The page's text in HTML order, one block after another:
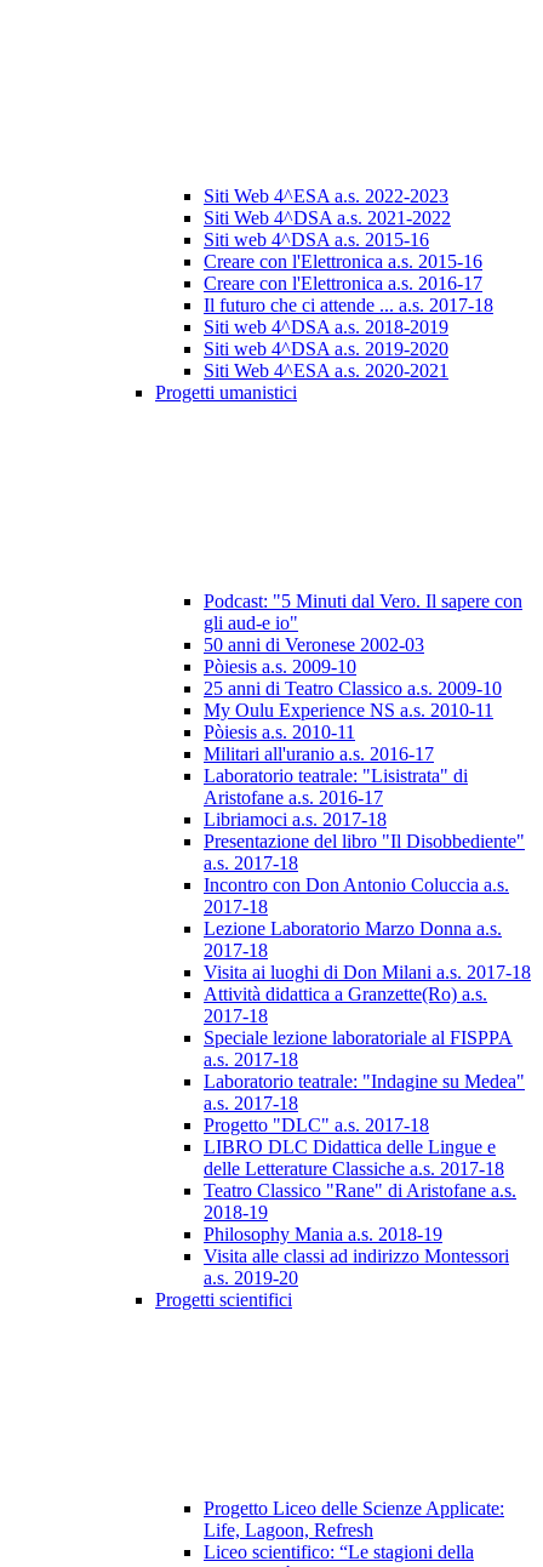
Siti Web 4^ESA a.s. 2022-2023
Siti Web 4^DSA a.s. 2021-2022
Siti web 4^DSA a.s. 2015-16
Creare con l'Elettronica a.s. 2015-16
Creare con l'Elettronica a.s. 2016-17
Il futuro che ci attende ... a.s. 2017-18
Siti web 4^DSA a.s. 2018-2019
Siti web 4^DSA a.s. 2019-2020
Siti Web 4^ESA a.s. 2020-2021
Progetti umanistici
Podcast: "5 Minuti dal Vero. Il sapere con
gli aud-e io"
50 anni di Veronese 2002-03
Pòiesis a.s. 2009-10
25 anni di Teatro Classico a.s. 2009-10
My Oulu Experience NS a.s. 2010-11
Pòiesis a.s. 2010-11
Militari all'uranio a.s. 2016-17
Laboratorio teatrale: "Lisistrata" di
Aristofane a.s. 2016-17
Libriamoci a.s. 2017-18
Presentazione del libro "Il Disobbediente"
a.s. 2017-18
Incontro con Don Antonio Coluccia a.s.
2017-18
Lezione Laboratorio Marzo Donna a.s.
2017-18
Visita ai luoghi di Don Milani a.s. 2017-18
Attività didattica a Granzette(Ro) a.s.
2017-18
Speciale lezione laboratoriale al FISPPA
a.s. 2017-18
Laboratorio teatrale: "Indagine su Medea"
a.s. 2017-18
Progetto "DLC" a.s. 2017-18
LIBRO DLC Didattica delle Lingue e
delle Letterature Classiche a.s. 2017-18
Teatro Classico "Rane" di Aristofane a.s.
2018-19
Philosophy Mania a.s. 2018-19
Visita alle classi ad indirizzo Montessori
a.s. 2019-20
Progetti scientifici
Progetto Liceo delle Scienze Applicate:
Life, Lagoon, Refresh
Liceo scientifico: “Le stagioni della